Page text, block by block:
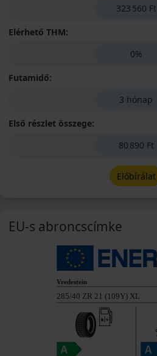
323 560 Ft
Elérhető THM:
0%
Futamidő:
3 hónap
Első részlet összege:
80 890 Ft
Előbírálat
EU-s abroncscímke